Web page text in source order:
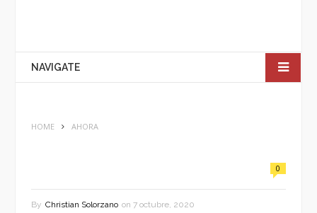
NAVIGATE
HOME AHORA
0
By Christian Solorzano on 7 octubre, 2020